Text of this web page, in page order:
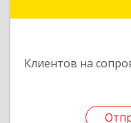
Клиентов на